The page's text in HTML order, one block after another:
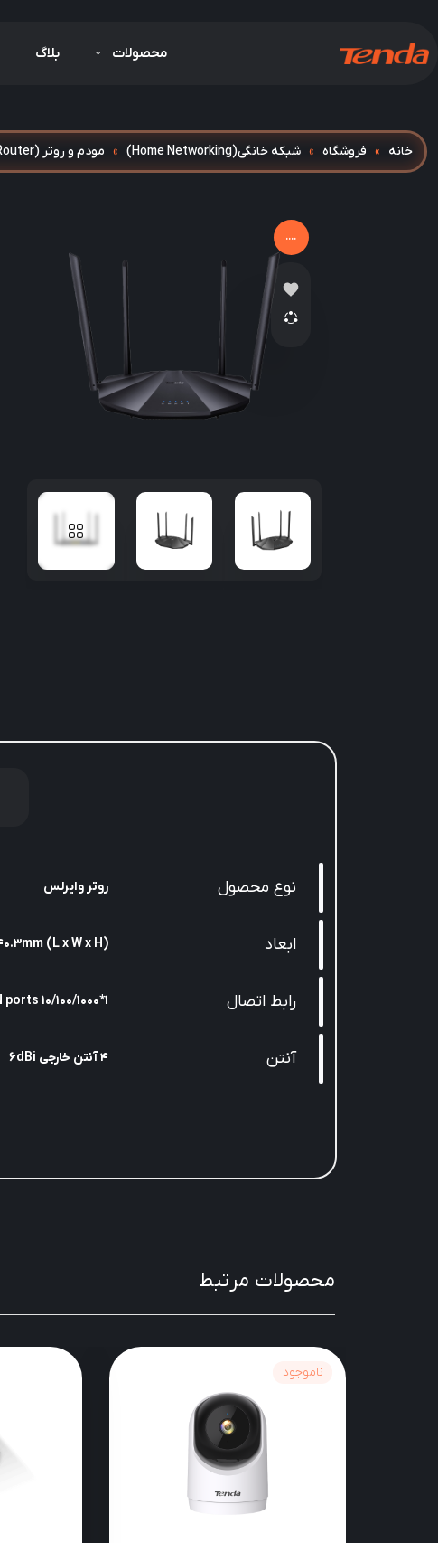
محصولات بلاگ
خانه » فروشگاه » شبکه خانگی(Home Networking) » مودم و روتر (Modem & Router)
....
نوع محصول روتر وایرلس
ابعاد (L x W x H) 238.9*144.3*40.3mm
رابط‌ اتصال ۱*10/100/1000 WAN Ports, 4*10/100/1000Mbps LAN ports
آنتن 4 آنتن خارجی 6dBi
محصولات مرتبط
ناموجود